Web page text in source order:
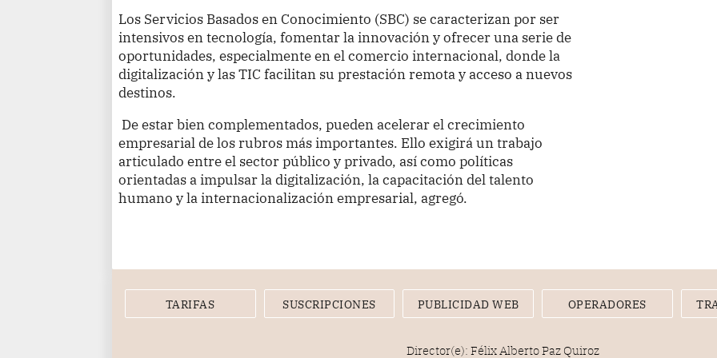
Los Servicios Basados en Conocimiento (SBC) se caracterizan por ser
intensivos en tecnología, fomentar la innovación y ofrecer una serie de
oportunidades, especialmente en el comercio internacional, donde la
digitalización y las TIC facilitan su prestación remota y acceso a nuevos
destinos.
De estar bien complementados, pueden acelerar el crecimiento
empresarial de los rubros más importantes. Ello exigirá un trabajo
articulado entre el sector público y privado, así como políticas
orientadas a impulsar la digitalización, la capacitación del talento
humano y la internacionalización empresarial, agregó.
TARIFAS SUSCRIPCIONES PUBLICIDAD WEB OPERADORES
Director(e): Félix Alberto Paz Quiroz